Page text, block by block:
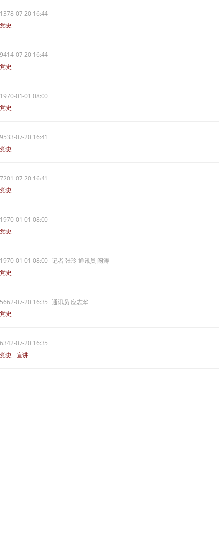
1378-07-20 16:44
党史
9414-07-20 16:44
党史
1970-01-01 08:00
党史
9533-07-20 16:41
党史
7201-07-20 16:41
党史
1970-01-01 08:00
党史
1970-01-01 08:00 记者 张玲 通讯员 阚涛
党史
5662-07-20 16:35 通讯员 应志华
党史
6342-07-20 16:35
党史
宣讲